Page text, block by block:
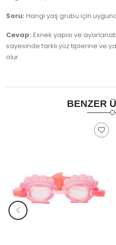
Soru: Hangi yaş grubu için
Cevap: Esnek yapısı ve
sayesinde farklı yüz tiplerine ve
olur.
BENZER